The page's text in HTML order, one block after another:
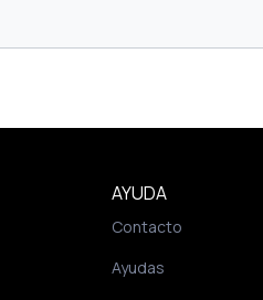
AYUDA
Contacto
Ayudas